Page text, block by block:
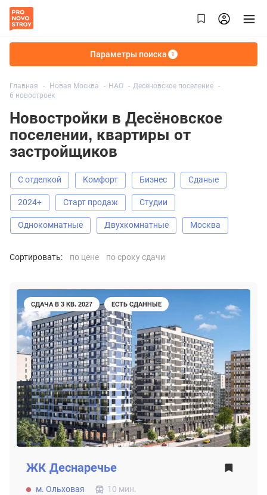
Параметры поиска 1
Главная Новая Москва НАО
Десёновское поселение
6 новостроек
Новостройки в Десёновское
поселении, квартиры от
застройщиков
С отделкой Комфорт Бизнес Сданые
2024+ старт продаж Студии
Однокомнатные Двухкомнатные Москва
Сортировать: по цене по сроку сдачи
СДАЧА В 3 КВ. 2027 ЕСТЬ СДАННЫЕ
ЖК Деснаречье
м. Ольховая
10 мин.